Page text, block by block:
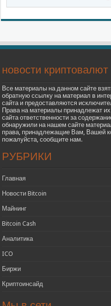
новости криптовалют
Все материалы на данном сайте
обратную ссылку на материал в
сайта и предоставляются
Права на материалы принадлежат
сайта ответственности за
обнаружили на нашем сайте
права, принадлежащие Вам, Вашей
пожалуйста, сообщите нам.
РУБРИКИ
Главная
Новости Bitcoin
Майнинг
Bitcoin Cash
Аналитика
ICO
Биржи
Криптоинсайд